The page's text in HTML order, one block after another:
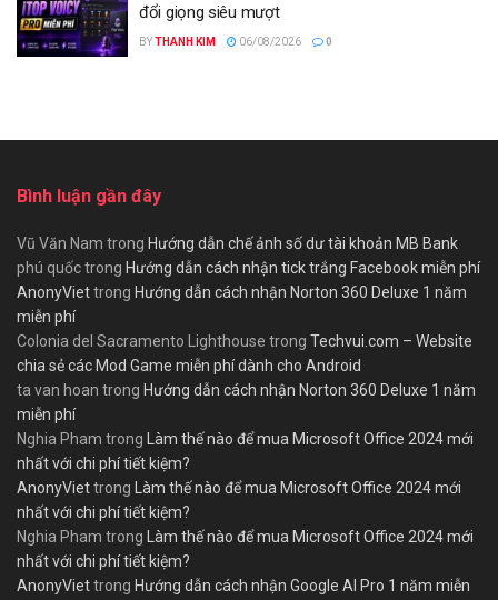
đổi giọng siêu mượt
BYTHANH KIM 06/08/2026 0
Bình luận gần đây
Vũ Văn Nam trong Hướng dẫn chế ảnh số dư tài khoản MB Bank
phú quốctrong Hướng dẫn cách nhận tick trắng Facebook miễn phí
AnonyViettrong Hướng dẫn cách nhận Norton 360 Deluxe 1 năm
miễn phí
Colonia del Sacramento Lighthouse trong Techvui.com – Website
chia sẻ các Mod Game miễn phí dành cho Android
ta van hoan trong Hướng dẫn cách nhận Norton 360 Deluxe 1 năm
miễn phí
Nghia Pham trong Làm thế nào để mua Microsoft Office 2024 mới
nhất với chi phí tiết kiệm?
AnonyViettrong Làm thế nào để mua Microsoft Office 2024 mới
nhất với chi phí tiết kiệm?
Nghia Pham trong Làm thế nào để mua Microsoft Office 2024 mới
nhất với chi phí tiết kiệm?
AnonyViettrong Hướng dẫn cách nhận Google AI Pro 1 năm miễn